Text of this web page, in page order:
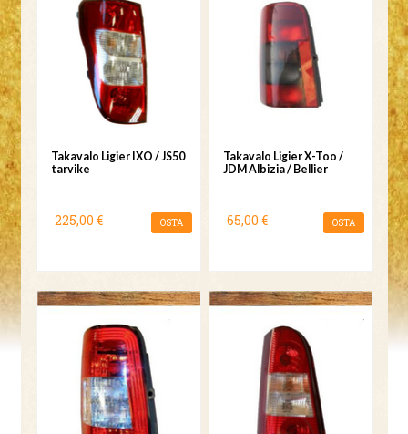
Takavalo Ligier IXO / JS50
tarvike
225,00 € OSTA
Takavalo Ligier X-Too /
JDM Albizia / Bellier
65,00 € OSTA